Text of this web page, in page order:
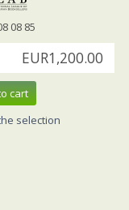
08 85
EUR1,200.00
cart
selection